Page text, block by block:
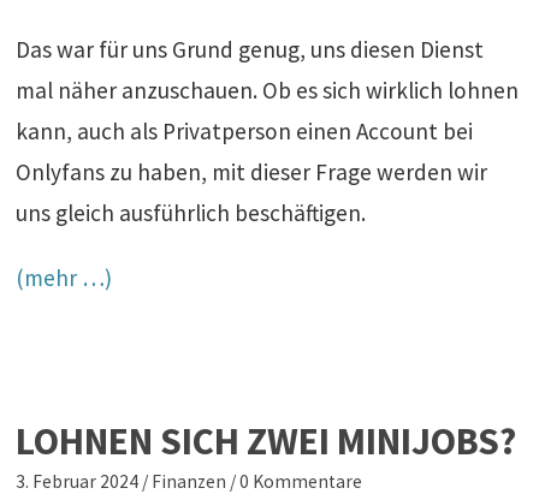
Das war für uns Grund genug, uns diesen Dienst
mal näher anzuschauen. Ob es sich wirklich lohnen
kann, auch als Privatperson einen Account bei
Onlyfans zu haben, mit dieser Frage werden wir
uns gleich ausführlich beschäftigen.
(mehr …)
LOHNEN SICH ZWEI MINIJOBS?
3. Februar 2024 / Finanzen /0 Kommentare